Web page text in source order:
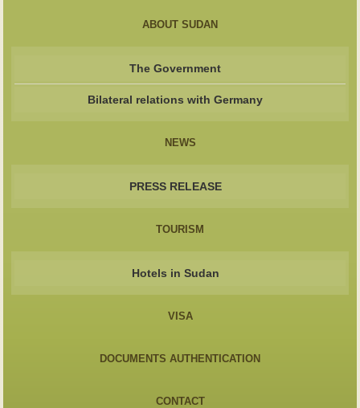
ABOUT SUDAN
The Government
Bilateral relations with Germany
NEWS
PRESS RELEASE
TOURISM
Hotels in Sudan
VISA
DOCUMENTS AUTHENTICATION
CONTACT